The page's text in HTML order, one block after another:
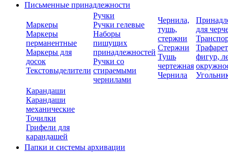
Письменные принадлежности
Маркеры
Маркеры
перманентные
Маркеры для
досок
Текстовыделители
Ручки
Ручки гелевые
Наборы
пишущих
принадлежностей
Ручки со
стираемыми
чернилами
Чернила,
тушь,
стержни
Стержни
Тушь
чертежная
Чернила
для
фигур,
Карандаши
Карандаши
механические
Точилки
Грифели для
карандашей
Папки и системы архивации